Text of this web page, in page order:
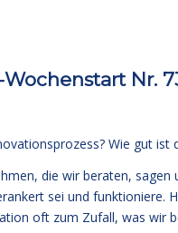
Nr.
Wie gut
die wir beraten,
sei und funktioniere.
oft zum Zufall, was wir